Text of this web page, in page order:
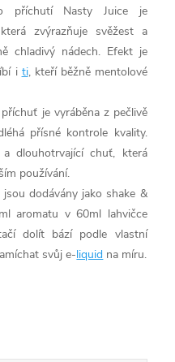
příchutí Nasty Juice je
zvýrazňuje svěžest a
chladivý nádech. Efekt je
i ti, kteří běžně mentolové
je vyráběna z pečlivě
přísné kontrole kvality.
dlouhotrvající chuť, která
používání.
dodávány jako shake &
aromatu v 60ml lahvičce
dolít bází podle vlastní
svůj e-liquid na míru.